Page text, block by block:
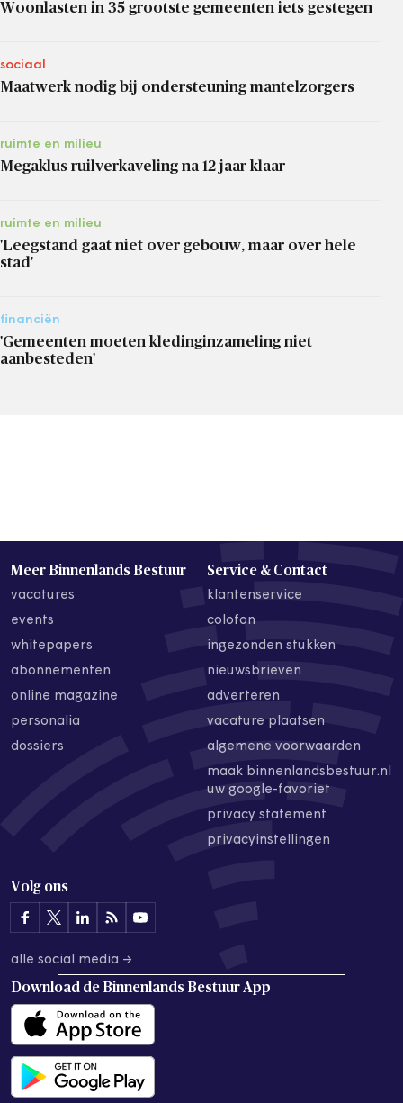
Woonlasten in 35 grootste gemeenten iets gestegen
sociaal
Maatwerk nodig bij ondersteuning mantelzorgers
ruimte en milieu
Megaklus ruilverkaveling na 12 jaar klaar
ruimte en milieu
'Leegstand gaat niet over gebouw, maar over hele
stad'
financiën
'Gemeenten moeten kledinginzameling niet
aanbesteden'
Meer Binnenlands Bestuur
vacatures
events
whitepapers
abonnementen
online magazine
personalia
dossiers
Service & Contact
klantenservice
colofon
ingezonden stukken
nieuwsbrieven
adverteren
vacature plaatsen
algemene voorwaarden
maak binnenlandsbestuur.nl
uw google-favoriet
privacy statement
privacyinstellingen
Volg ons
alle social media →
Download de Binnenlands Bestuur App